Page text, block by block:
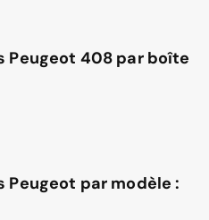
Peugeot 408 par boîte
Peugeot par modèle :